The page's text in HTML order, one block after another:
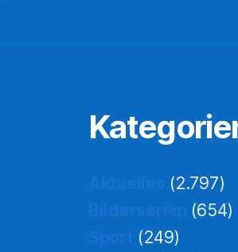
(2.797)
(654)
(249)